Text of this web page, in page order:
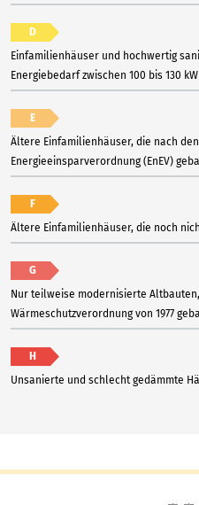
D
Einfamilienhäuser und hochwertig
Energiebedarf zwischen 100 bis 130
E
Ältere Einfamilienhäuser, die nach
Energieeinsparverordnung (EnEV)
F
Ältere Einfamilienhäuser, die noch
G
Nur teilweise modernisierte
Wärmeschutzverordnung von 1977
H
Unsanierte und schlecht gedämmte